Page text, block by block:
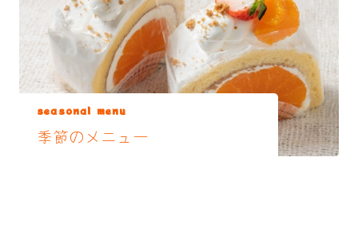
seasonal menu
季節のメニュー